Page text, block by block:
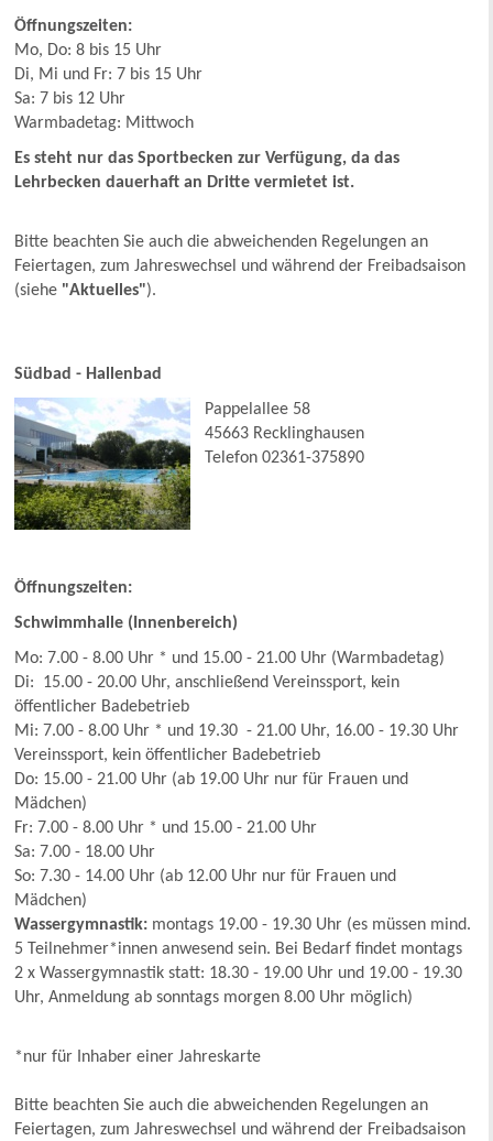
Öffnungszeiten:
Mo, Do: 8 bis 15 Uhr
Di, Mi und Fr: 7 bis 15 Uhr
Sa: 7 bis 12 Uhr
Warmbadetag: Mittwoch
Es steht nur das Sportbecken zur Verfügung, da das
Lehrbecken dauerhaft an Dritte vermietet ist.
Bitte beachten Sie auch die abweichenden Regelungen an
Feiertagen, zum Jahreswechsel und während der Freibadsaison
(siehe "Aktuelles").
Südbad - Hallenbad
Pappelallee 58
45663 Recklinghausen
Telefon 02361-375890
Öffnungszeiten:
Schwimmhalle (Innenbereich)
Mo: 7.00 - 8.00 Uhr * und 15.00 - 21.00 Uhr (Warmbadetag)
Di: 15.00 - 20.00 Uhr, anschließend Vereinssport, kein
öffentlicher Badebetrieb
Mi: 7.00 - 8.00 Uhr * und 19.30 - 21.00 Uhr, 16.00 - 19.30 Uhr
Vereinssport, kein öffentlicher Badebetrieb
Do: 15.00 - 21.00 Uhr (ab 19.00 Uhr nur für Frauen und
Mädchen)
Fr: 7.00 - 8.00 Uhr * und 15.00 - 21.00 Uhr
Sa: 7.00 - 18.00 Uhr
So: 7.30 - 14.00 Uhr (ab 12.00 Uhr nur für Frauen und
Mädchen)
Wassergymnastik: montags 19.00 - 19.30 Uhr (es müssen mind.
5 Teilnehmer*innen anwesend sein. Bei Bedarf findet montags
2 x Wassergymnastik statt: 18.30 - 19.00 Uhr und 19.00 - 19.30
Uhr, Anmeldung ab sonntags morgen 8.00 Uhr möglich)
*nur für Inhaber einer Jahreskarte
Bitte beachten Sie auch die abweichenden Regelungen an
Feiertagen, zum Jahreswechsel und während der Freibadsaison